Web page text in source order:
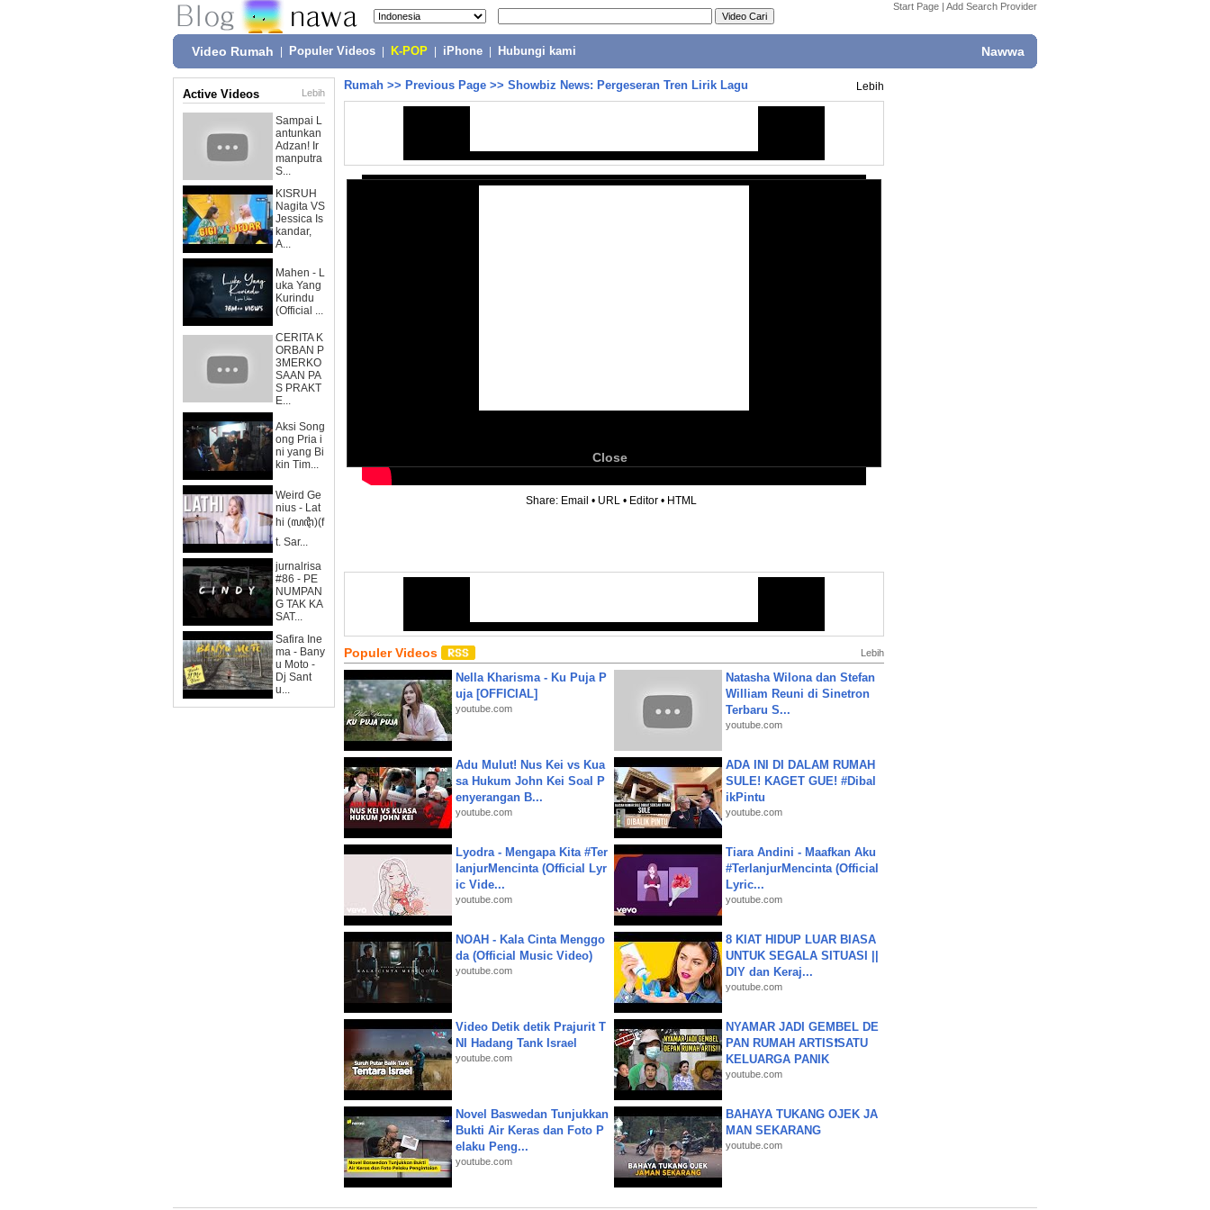
Start Page | Add Search Provider
Video Rumah Populer Videos K-POP iPhone Hubungi kami Nawwa
Active Videos Lebih
Sampai L
antunkan
Adzan! Ir
manputra
S...
KISRUH
Nagita VS
Jessica Is
kandar,
A...
Mahen - L
uka Yang
Kurindu
(Official ...
CERITA K
ORBAN P
3MERKO
SAAN PA
S PRAKT
E...
Aksi Song
ong Pria i
ni yang Bi
kin Tim...
Weird Ge
nius - Lat
hi (ꦭꦛꦶ)(f
t. Sar...
jurnalrisa
#86 - PE
NUMPAN
G TAK KA
SAT...
Safira Ine
ma - Bany
u Moto -
Dj Sant
u...
Rumah >> Previous Page >> Showbiz News: Pergeseran Tren Lirik Lagu Lebih
Close
Share: Email • URL • Editor • HTML
Populer Videos Lebih
Nella Kharisma - Ku Puja P
uja [OFFICIAL]
youtube.com
Natasha Wilona dan Stefan
William Reuni di Sinetron
Terbaru S...
youtube.com
Adu Mulut! Nus Kei vs Kua
sa Hukum John Kei Soal P
enyerangan B...
youtube.com
ADA INI DI DALAM RUMAH
SULE! KAGET GUE! #Dibal
ikPintu
youtube.com
Lyodra - Mengapa Kita #Ter
lanjurMencinta (Official Lyr
ic Vide...
youtube.com
Tiara Andini - Maafkan Aku
#TerlanjurMencinta (Official
Lyric...
youtube.com
NOAH - Kala Cinta Menggo
da (Official Music Video)
youtube.com
8 KIAT HIDUP LUAR BIASA
UNTUK SEGALA SITUASI ||
DIY dan Keraj...
youtube.com
Video Detik detik Prajurit T
NI Hadang Tank Israel
youtube.com
NYAMAR JADI GEMBEL DE
PAN RUMAH ARTIS❗SATU
KELUARGA PANIK
youtube.com
Novel Baswedan Tunjukkan
Bukti Air Keras dan Foto P
elaku Peng...
youtube.com
BAHAYA TUKANG OJEK JA
MAN SEKARANG
youtube.com